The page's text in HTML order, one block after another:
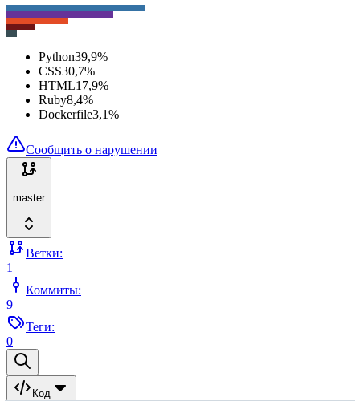
Python39,9%
CSS30,7%
HTML17,9%
Ruby8,4%
Dockerfile3,1%
Сообщить о нарушении
master
Ветки:
1
Коммиты:
9
Теги:
0
Код